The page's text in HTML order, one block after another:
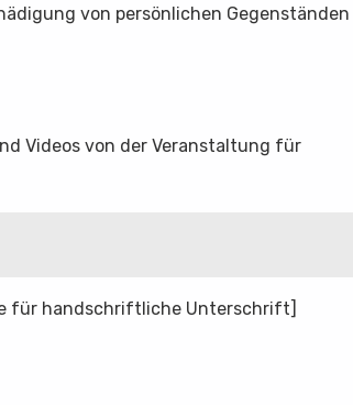
von persönlichen Gegenständen
Videos von der Veranstaltung für
handschriftliche Unterschrift]